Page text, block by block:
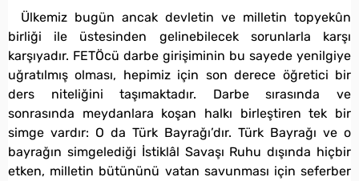
Ülkemiz bugün ancak devletin ve milletin topyekûn
birliği ile üstesinden gelinebilecek sorunlarla karşı
karşıyadır. FETÖcü darbe girişiminin bu sayede yenilgiye
uğratılmış olması, hepimiz için son derece öğretici bir
ders niteliğini taşımaktadır. Darbe sırasında ve
sonrasında meydanlara koşan halkı birleştiren tek bir
simge vardır: O da Türk Bayrağı’dır. Türk Bayrağı ve o
bayrağın simgelediği İstiklâl Savaşı Ruhu dışında hiçbir
etken, milletin bütününü vatan savunması için seferber